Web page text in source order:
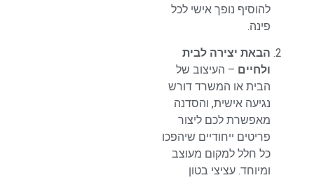
להוסיף נופך אישי לכל
פינה.
הבאת יצירה לבית
ולחיים – העיצוב של
הבית או המשרד דורש
נגיעה אישית, והסדנה
מאפשרת לכם ליצור
פריטים ייחודיים שיהפכו
כל חלל למקום מעוצב
ומיוחד. עציצי בטון